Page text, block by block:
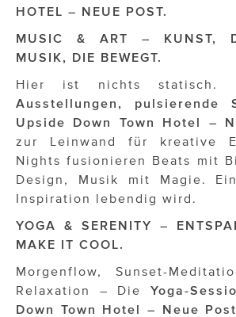
sehen!wutscher
SISTER ACT
St. Peter Stiftskulinarium
Susanne Wuest
The Budims
THE GOODSTUFF
Upside Down Town Hotel – Neue
VieSFF – Vienna Spanish Film
HOTEL – NEUE POST.
MUSIC & ART – KUNST,
MUSIK, DIE BEWEGT.
Hier ist nichts statisch.
Ausstellungen, pulsierende
Upside Down Town Hotel –
zur Leinwand für kreative
Nights fusionieren Beats mit
Design, Musik mit Magie.
Inspiration lebendig wird.
YOGA & SERENITY –
MAKE IT COOL.
Morgenflow, Sunset-
Relaxation – Die Yoga-
Down Town Hotel – Neue Post